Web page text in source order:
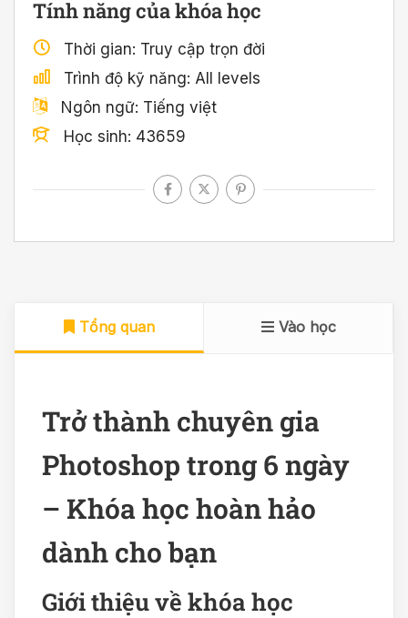
Tổng quan Vào học
Trở thành chuyên gia
Photoshop trong 6 ngày
– Khóa học hoàn hảo
dành cho bạn
Giới thiệu về khóa học
Tính năng của khóa học
Thời gian Truy cập trọn đời
Trình độ kỹ năng All levels
Ngôn ngữ Tiếng việt
Học sinh 43659